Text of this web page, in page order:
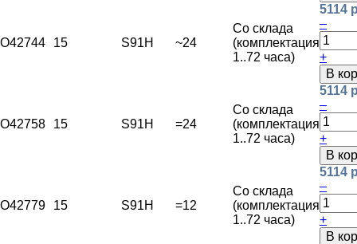
O42744 15 S91H ~24
Со склада
(комплектация
1..72 часа)
5114
–
+
В
O42758 15 S91H =24
Со склада
(комплектация
1..72 часа)
5114
–
+
В
O42779 15 S91H =12
Со склада
(комплектация
1..72 часа)
5114
–
+
В